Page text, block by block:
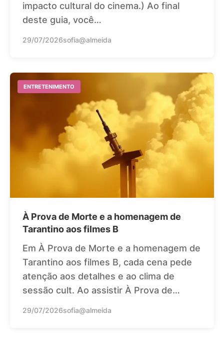
impacto cultural do cinema.) Ao final
deste guia, você…
29/07/2026sofia@almeida
ENTRETENIMENTO
À Prova de Morte e a homenagem de
Tarantino aos filmes B
Em À Prova de Morte e a homenagem de
Tarantino aos filmes B, cada cena pede
atenção aos detalhes e ao clima de
sessão cult. Ao assistir À Prova de…
29/07/2026sofia@almeida